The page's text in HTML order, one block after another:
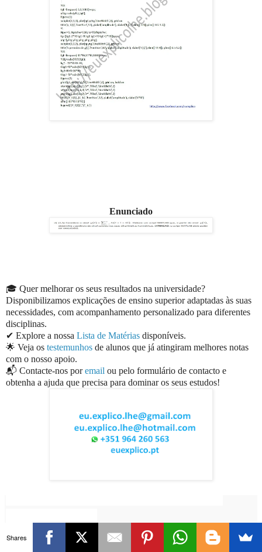
Enunciado
🎓 Quer melhorar os seus resultados na universidade?
Disponibilizamos explicações de ensino superior adaptadas às suas
necessidades, com acompanhamento personalizado para diferentes
disciplinas.
✔ Explore a nossa Lista de Matérias disponíveis.
🌟 Veja os testemunhos de alunos que já atingiram melhores notas
com o nosso apoio.
📬 Contacte-nos poremail ou pelo formulário de contacto e
obtenha a ajuda que precisa para dominar os seus estudos!
EnsinoSuperior
Shares